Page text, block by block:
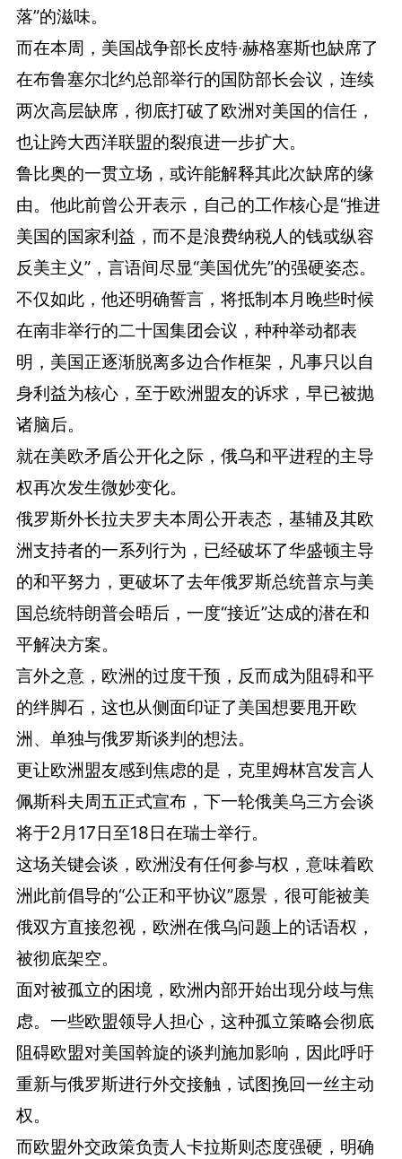
落”的滋味。
而在本周，美国战争部长皮特·赫格塞斯也缺席了
在布鲁塞尔北约总部举行的国防部长会议，连续
两次高层缺席，彻底打破了欧洲对美国的信任，
也让跨大西洋联盟的裂痕进一步扩大。
鲁比奥的一贯立场，或许能解释其此次缺席的缘
由。他此前曾公开表示，自己的工作核心是“推进
美国的国家利益，而不是浪费纳税人的钱或纵容
反美主义”，言语间尽显“美国优先”的强硬姿态。
不仅如此，他还明确誓言，将抵制本月晚些时候
在南非举行的二十国集团会议，种种举动都表
明，美国正逐渐脱离多边合作框架，凡事只以自
身利益为核心，至于欧洲盟友的诉求，早已被抛
诸脑后。
就在美欧矛盾公开化之际，俄乌和平进程的主导
权再次发生微妙变化。
俄罗斯外长拉夫罗夫本周公开表态，基辅及其欧
洲支持者的一系列行为，已经破坏了华盛顿主导
的和平努力，更破坏了去年俄罗斯总统普京与美
国总统特朗普会晤后，一度“接近”达成的潜在和
平解决方案。
言外之意，欧洲的过度干预，反而成为阻碍和平
的绊脚石，这也从侧面印证了美国想要甩开欧
洲、单独与俄罗斯谈判的想法。
更让欧洲盟友感到焦虑的是，克里姆林宫发言人
佩斯科夫周五正式宣布，下一轮俄美乌三方会谈
将于2月17日至18日在瑞士举行。
这场关键会谈，欧洲没有任何参与权，意味着欧
洲此前倡导的“公正和平协议”愿景，很可能被美
俄双方直接忽视，欧洲在俄乌问题上的话语权，
被彻底架空。
面对被孤立的困境，欧洲内部开始出现分歧与焦
虑。一些欧盟领导人担心，这种孤立策略会彻底
阻碍欧盟对美国斡旋的谈判施加影响，因此呼吁
重新与俄罗斯进行外交接触，试图挽回一丝主动
权。
而欧盟外交政策负责人卡拉斯则态度强硬，明确